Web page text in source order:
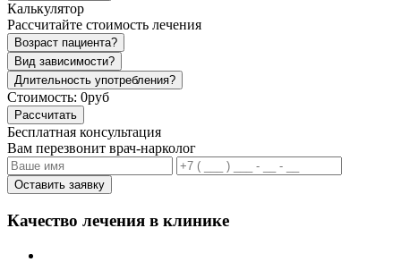
Калькулятор
Рассчитайте стоимость лечения
Возраст пациента?
Вид зависимости?
Длительность употребления?
Стоимость: 0руб
Рассчитать
Бесплатная консультация
Вам перезвонит врач-нарколог
Оставить заявку
Качество лечения в клинике